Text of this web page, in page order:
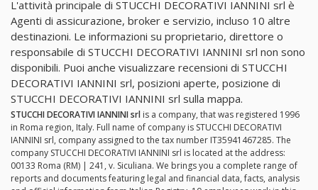
L'attività principale di STUCCHI DECORATIVI IANNINI srl è
Agenti di assicurazione, broker e servizio, incluso 10 altre
destinazioni. Le informazioni su proprietario, direttore o
responsabile di STUCCHI DECORATIVI IANNINI srl non sono
disponibili. Puoi anche visualizzare recensioni di STUCCHI
DECORATIVI IANNINI srl, posizioni aperte, posizione di
STUCCHI DECORATIVI IANNINI srl sulla mappa.
STUCCHI DECORATIVI IANNINI srl is a company, that was registered 1996
in Roma region, Italy. Full name of company is STUCCHI DECORATIVI
IANNINI srl, company assigned to the tax number IT35941467285. The
company STUCCHI DECORATIVI IANNINI srl is located at the address:
00133 Roma (RM) | 241, v. Siculiana. We brings you a complete range of
reports and documents featuring legal and financial data, facts, analysis